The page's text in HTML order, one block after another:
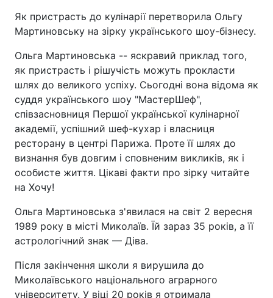
Як пристрасть до кулінарії перетворила Ольгу
Мартиновську на зірку українського шоу-бізнесу.
Ольга Мартиновська -- яскравий приклад того,
як пристрасть і рішучість можуть прокласти
шлях до великого успіху. Сьогодні вона відома як
суддя українського шоу "МастерШеф",
співзасновниця Першої української кулінарної
академії, успішний шеф-кухар і власниця
ресторану в центрі Парижа. Проте її шлях до
визнання був довгим і сповненим викликів, як і
особисте життя. Цікаві факти про зірку читайте
на Хочу!
Ольга Мартиновська з'явилася на світ 2 вересня
1989 року в місті Миколаїв. Їй зараз 35 років, а її
астрологічний знак — Діва.
Після закінчення школи я вирушила до
Миколаївського національного аграрного
університету. У віці 20 років я отримала